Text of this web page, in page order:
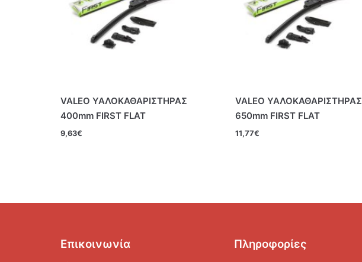
VALEO ΥΑΛΟΚΑΘΑΡΙΣΤΗΡΑΣ
400mm FIRST FLAT
9,63€
VALEO ΥΑΛΟΚΑΘΑΡΙΣΤΗΡΑΣ
650mm FIRST FLAT
11,77€
Επικοινωνία Πληροφορίες